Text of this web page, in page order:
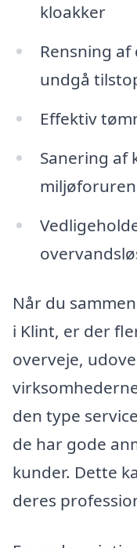
kloakker
Rensning
undgå
Effektiv
Sanering af
Når du
i Klint, er der
overveje,
den type
de har gode
kunder. Dette
deres